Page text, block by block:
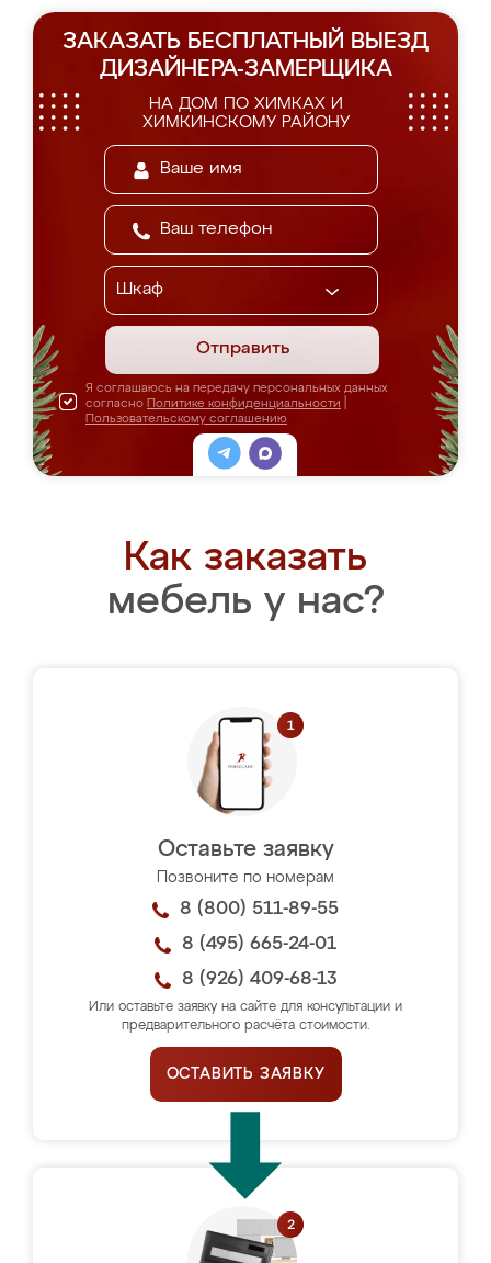
ЗАКАЗАТЬ БЕСПЛАТНЫЙ ВЫЕЗД
ДИЗАЙНЕРА-ЗАМЕРЩИКА
НА ДОМ ПО ХИМКАХ И
ХИМКИНСКОМУ РАЙОНУ
Отправить
Я соглашаюсь на передачу персональных данных
согласно Политике конфиденциальности
Пользовательскому соглашению
Как заказать
мебель у нас?
Оставьте заявку
Позвоните по номерам
8 (800) 511-89-55
8 (495) 665-24-01
8 (926) 409-68-13
Или оставьте заявку на сайте для консультации и
предварительного расчёта стоимости.
ОСТАВИТЬ ЗАЯВКУ